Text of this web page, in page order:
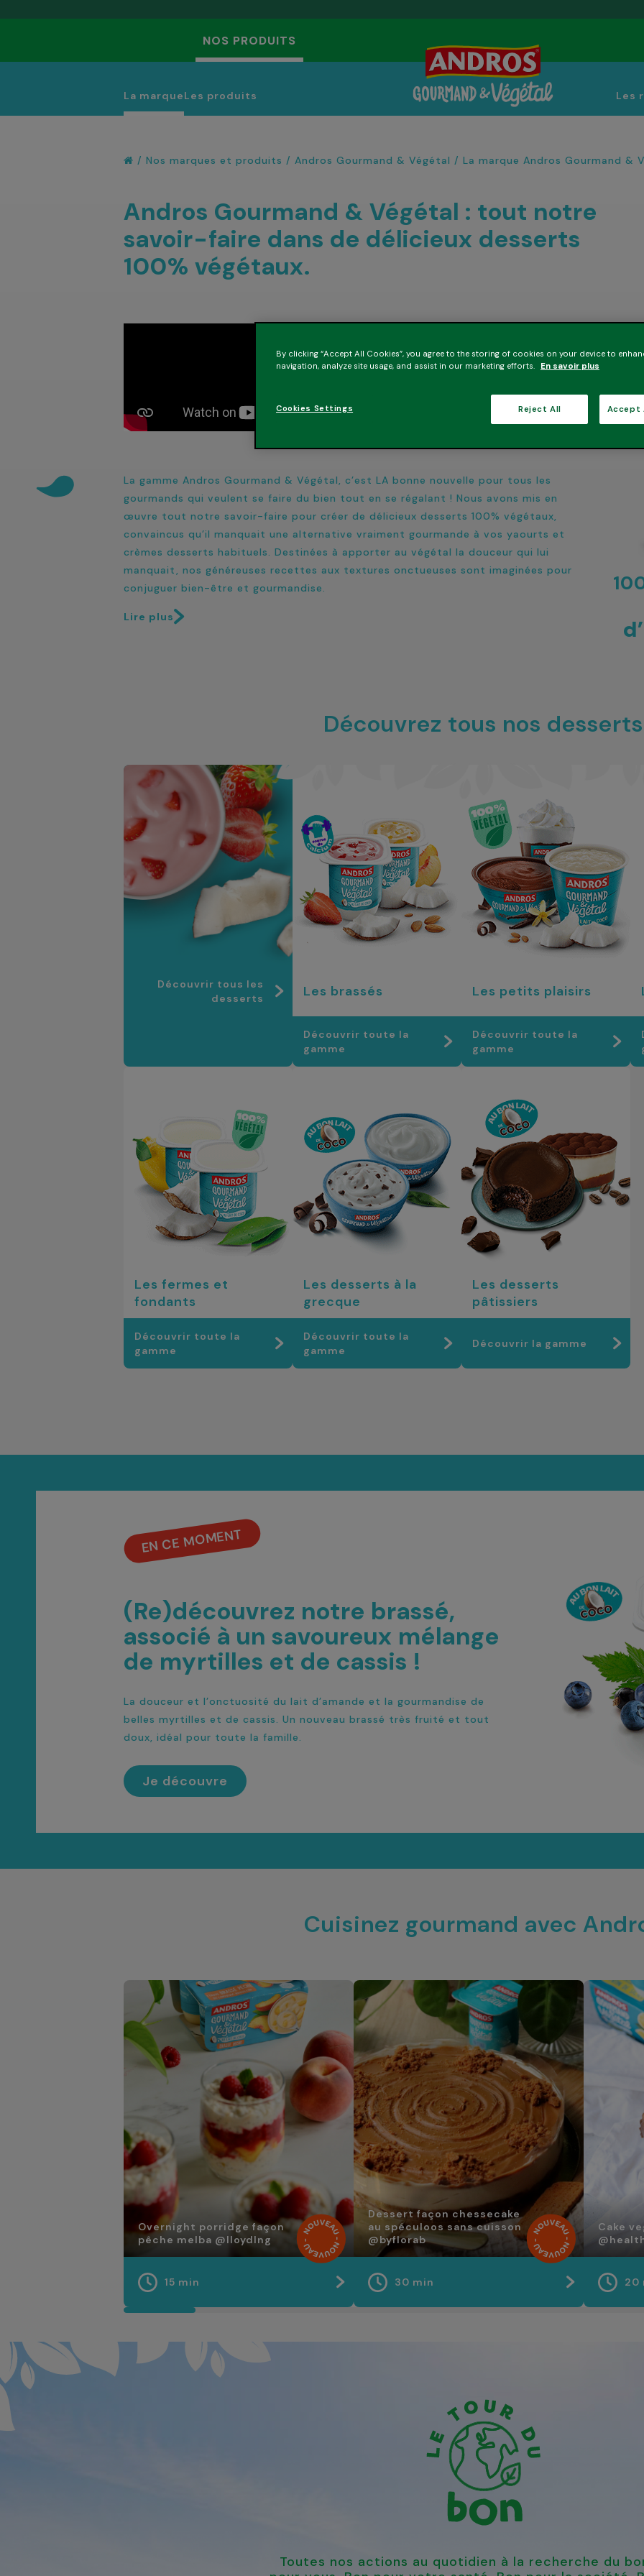
NOS PRODUITS
La marqueLes produits Les
/ Nos marques et produits / Andros Gourmand & Végétal / La marque Andros Gourmand &
Andros Gourmand & Végétal : tout notre
savoir-faire dans de délicieux desserts
100% végétaux.
La gamme Andros Gourmand & Végétal, c’est LA bonne nouvelle pour tous les
gourmands qui veulent se faire du bien tout en se régalant ! Nous avons mis en
œuvre tout notre savoir-faire pour créer de délicieux desserts 100% végétaux,
convaincus qu’il manquait une alternative vraiment gourmande à vos yaourts et
crèmes desserts habituels. Destinées à apporter au végétal la douceur qui lui
manquait, nos généreuses recettes aux textures onctueuses sont imaginées pour
conjuguer bien-être et gourmandise.
Lire plus
Découvrez tous nos desserts
Découvrir tous les
desserts
Les brassés
Découvrir toute la
gamme
Les petits plaisirs
Découvrir toute la
gamme
Les fermes et
fondants
Découvrir toute la
gamme
Les desserts à la
grecque
Découvrir toute la
gamme
Les desserts
pâtissiers
Découvrir la gamme
EN CE MOMENT
(Re)découvrez notre brassé,
associé à un savoureux mélange
de myrtilles et de cassis !
La douceur et l’onctuosité du lait d’amande et la gourmandise de
belles myrtilles et de cassis. Un nouveau brassé très fruité et tout
doux, idéal pour toute la famille.
Je découvre
Cuisinez gourmand avec
Overnight porridge façon
pêche melba @lloydlng
15 min
Dessert façon chessecake
au spéculoos sans cuisson
@byflorab
30 min
Cake
20
Toutes nos actions au quotidien à la recherche du
By clicking “Accept All Cookies”, you agree to the storing of cookies on your device to
navigation, analyze site usage, and assist in our marketing efforts. En savoir plus
Reject All Accept
Cookies Settings